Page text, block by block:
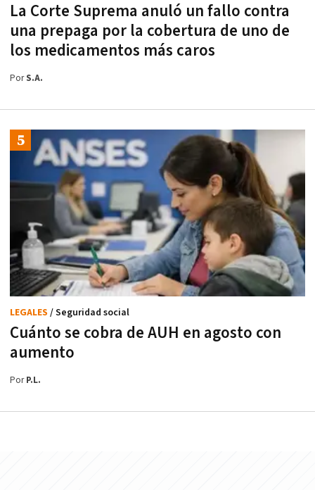
La Corte Suprema anuló un fallo contra
una prepaga por la cobertura de uno de
los medicamentos más caros
PorS.A.
Cuánto se cobra de AUH en agosto con
aumento
LEGALES / Seguridad social
PorP.L.